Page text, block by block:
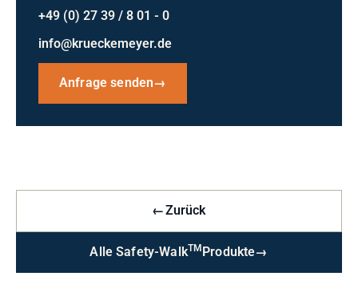
+49 (0) 27 39 / 8 01 - 0
info@krueckemeyer.de
Anfrage senden→
←Zurück
Alle Safety-WalkTM Produkte→